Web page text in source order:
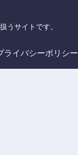
うサイトです。
ライバシーポリシー